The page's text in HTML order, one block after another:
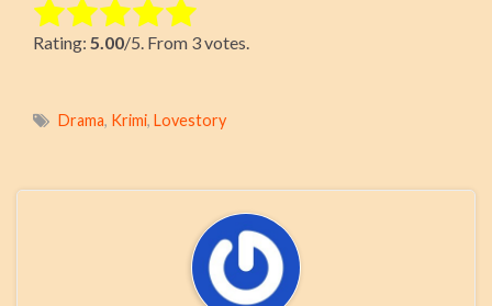
Rate this item:
Submit Rating
Rating: 5.00/5. From 3 votes.
Drama, Krimi, Lovestory